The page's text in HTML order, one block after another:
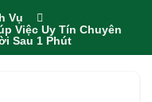
Vụ
Việc Uy Tín Chuyên
Sau 1 Phút